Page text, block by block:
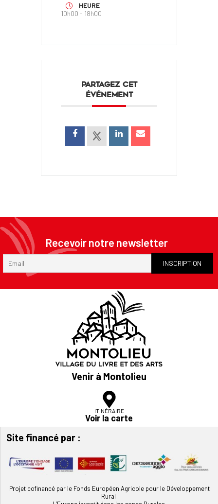
HEURE
10h00 - 18h00
PARTAGEZ CET
ÉVÉNEMENT
Recevoir notre newsletter
Venir à Montolieu
ITINÉRAIRE
Voir la carte
Site financé par :
Projet cofinancé par le Fonds Européen Agricole pour le Développement
Rural